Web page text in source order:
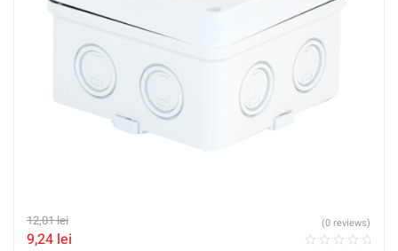
12,01lei
9,24 lei
(0 reviews)